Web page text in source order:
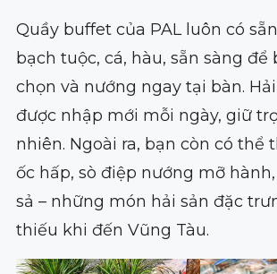
Quầy buffet của PAL luôn có
bạch tuộc, cá, hàu, sẵn sàng để
chọn và nướng ngay tại bàn.
được nhập mới mỗi ngày, giữ
nhiên. Ngoài ra, bạn còn có thể
ốc hấp, sò điệp nướng mỡ
sả – những món hải sản đặc
thiếu khi đến Vũng Tàu.